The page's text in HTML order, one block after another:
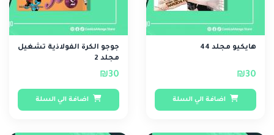
هايكيو مجلد 44
₪30
اضافة الي السلة
جوجو الكرة الفولاذية تشغيل
مجلد 2
₪30
اضافة الي السلة